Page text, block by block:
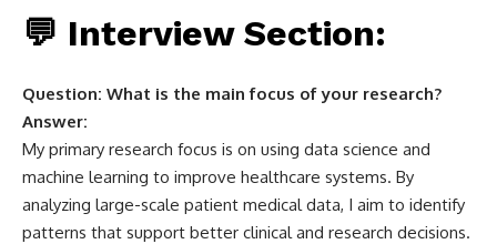
💬 Interview Section:
Question: What is the main focus of your research?
Answer:
My primary research focus is on using data science and
machine learning to improve healthcare systems. By
analyzing large-scale patient medical data, I aim to identify
patterns that support better clinical and research decisions.